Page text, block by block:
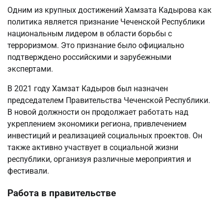
Одним из крупных достижений Хамзата Кадырова как
политика является признание Чеченской Республики
национальным лидером в области борьбы с
терроризмом. Это признание было официально
подтверждено российскими и зарубежными
экспертами.
В 2021 году Хамзат Кадыров был назначен
председателем Правительства Чеченской Республики.
В новой должности он продолжает работать над
укреплением экономики региона, привлечением
инвестиций и реализацией социальных проектов. Он
также активно участвует в социальной жизни
республики, организуя различные мероприятия и
фестивали.
Работа в правительстве